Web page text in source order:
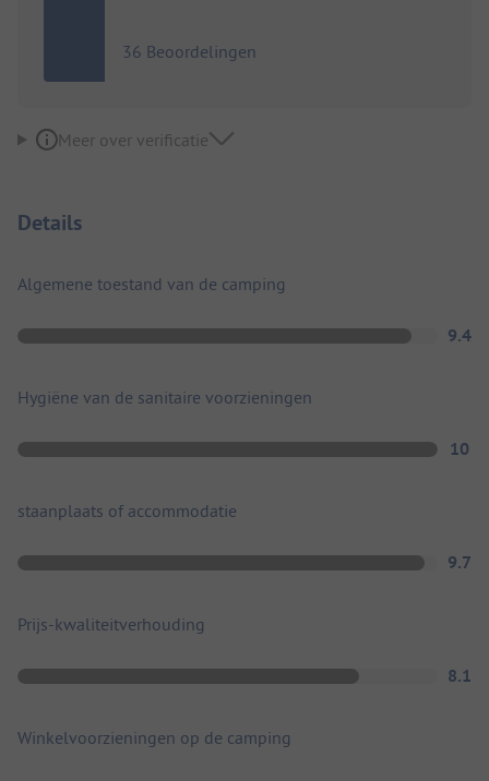
36 Beoordelingen
Meer over verificatie
Details
Algemene toestand van de camping
9.4
Hygiëne van de sanitaire voorzieningen
10
staanplaats of accommodatie
9.7
Prijs-kwaliteitverhouding
8.1
Winkelvoorzieningen op de camping